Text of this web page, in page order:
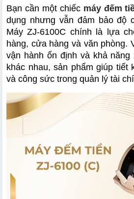
1.2 Bộ phụ kiện đi kèm theo máy
2.1 Tốc độ đếm nhanh, tiết kiệm
2.2 Đếm đa dạng loại tiền và hỗ
2.3 Chức năng cộng dồn thông
2.4 Vận hành tự động, phát hiện
Bạn cần một chiếc máy đếm
dụng nhưng vẫn đảm bảo độ
Máy ZJ-6100C chính là lựa
hàng, cửa hàng và văn phòng.
vận hành ổn định và khả
khác nhau, sản phẩm giúp tiết
và công sức trong quản lý tài